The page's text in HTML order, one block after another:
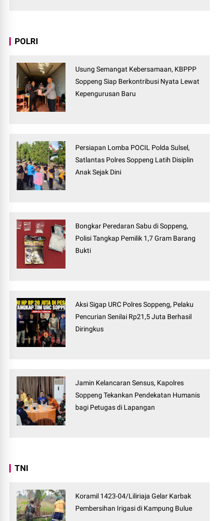
POLRI
Usung Semangat Kebersamaan, KBPPP
Soppeng Siap Berkontribusi Nyata Lewat
Kepengurusan Baru
Persiapan Lomba POCIL Polda Sulsel,
Satlantas Polres Soppeng Latih Disiplin
Anak Sejak Dini
Bongkar Peredaran Sabu di Soppeng,
Polisi Tangkap Pemilik 1,7 Gram Barang
Bukti
Aksi Sigap URC Polres Soppeng, Pelaku
Pencurian Senilai Rp21,5 Juta Berhasil
Diringkus
Jamin Kelancaran Sensus, Kapolres
Soppeng Tekankan Pendekatan Humanis
bagi Petugas di Lapangan
TNI
Koramil 1423-04/Liliriaja Gelar Karbak
Pembersihan Irigasi di Kampung Bulue